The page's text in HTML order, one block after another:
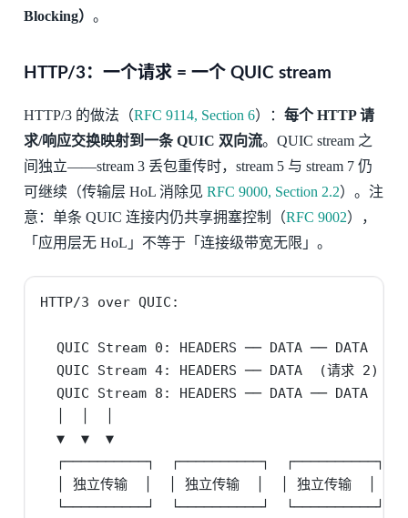
Blocking） 。
HTTP/3：一个请求 = 一个 QUIC stream
HTTP/3 的做法（RFC 9114, Section 6）： 每个 HTTP 请
求/响应交换映射到一条 QUIC 双向流。QUIC stream 之
间独立——stream 3 丢包重传时，stream 5 与 stream 7 仍
可继续（传输层 HoL 消除见 RFC 9000, Section 2.2）。注
意：单条 QUIC 连接内仍共享拥塞控制（RFC 9002），
「应用层无 HoL」不等于「连接级带宽无限」。
HTTP/3 over QUIC:
QUIC Stream 0: HEADERS ── DATA ── DATA  (请
  QUIC Stream 4: HEADERS ── DATA  (请求 2)
QUIC Stream 8: HEADERS ── DATA ── DATA  (请
  ▼  ▼  ▼
  ┌──────────┐  ┌──────────┐  ┌──────────┐
│ 独立传输  │  │ 独立传输  │  │ 独立传输  │  ←
  └──────────┘  └──────────┘  └──────────┘